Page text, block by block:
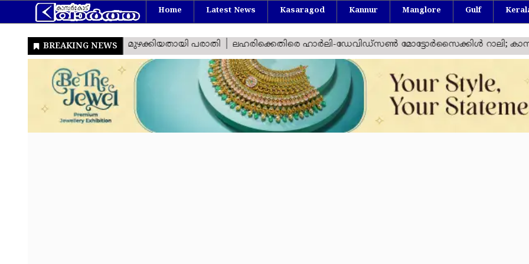
Home Latest News Kasaragod Kannur Manglore Gulf